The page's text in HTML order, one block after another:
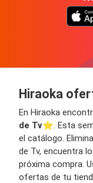
Hiraoka
En Hiraoka
de Tv⭐️. Esta
el catálogo.
de Tv, encuentra
próxima compra.
ofertas de tu